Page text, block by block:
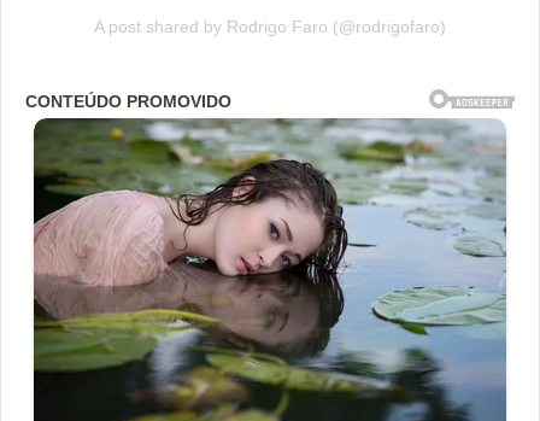
A post shared by Rodrigo Faro (@rodrigofaro)